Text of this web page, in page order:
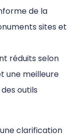
de la
sites et
réduits selon
une meilleure
outils
clarification